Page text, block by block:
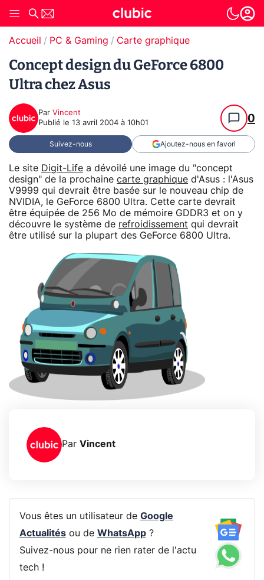
Accueil PC & Gaming Carte graphique
Concept design du GeForce 6800
Ultra chez Asus
Par Vincent
Publié le 13 avril 2004 à 10h01 0
Suivez-nous Ajoutez-nous en favori
Le site Digit-Life a dévoilé une image du "concept
design" de la prochaine carte graphique d'Asus : l'Asus
V9999 qui devrait être basée sur le nouveau chip de
NVIDIA, le GeForce 6800 Ultra. Cette carte devrait
être équipée de 256 Mo de mémoire GDDR3 et on y
découvre le système de refroidissement qui devrait
être utilisé sur la plupart des GeForce 6800 Ultra.
Par Vincent
Vous êtes un utilisateur de Google
Actualitésou de WhatsApp?
Suivez-nous pour ne rien rater de l'actu
tech !